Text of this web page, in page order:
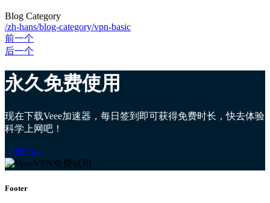
Blog Category
/zh-hans/blog-category/vpn-basic
前一个
后一个
永久免费使用
现在下载Veee加速器，每日签到即可获得免费时长，快去体验
科学上网吧！
下载App
Footer